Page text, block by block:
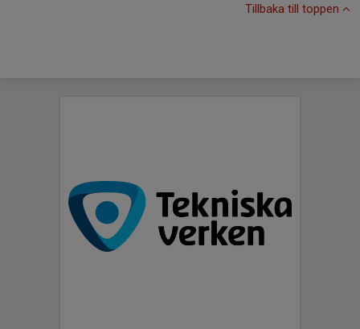
Tillbaka till toppen